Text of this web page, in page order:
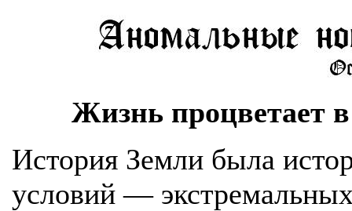
Жизнь процветает
История Земли была
условий —